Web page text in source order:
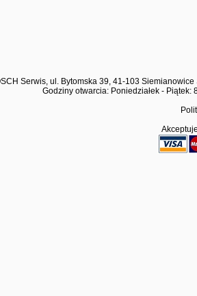
Serwis, ul. Bytomska 39, 41-103
Godziny otwarcia: Poniedziałek -